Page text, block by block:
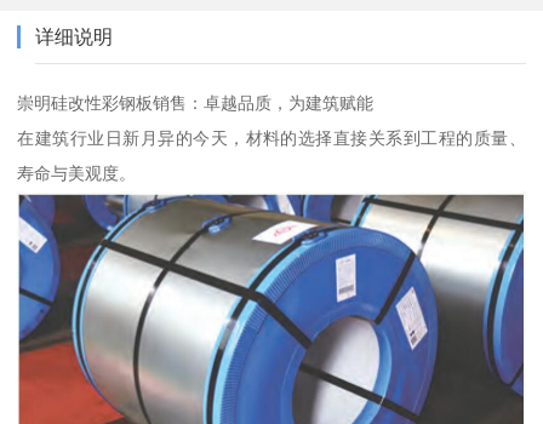
详细说明
崇明硅改性彩钢板销售：卓越品质，为建筑赋能
在建筑行业日新月异的今天，材料的选择直接关系到工程的质量、
寿命与美观度。